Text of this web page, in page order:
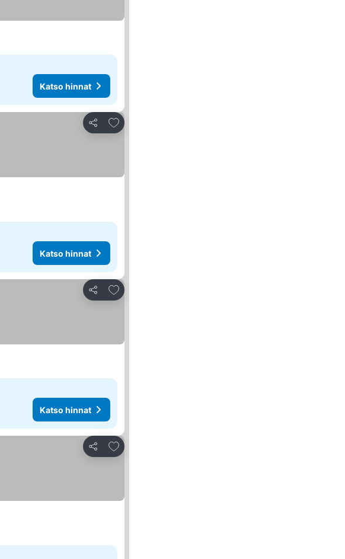
Katso hinnat
Jaa
Lisää suosikkeihin
Katso hinnat
Jaa
Lisää suosikkeihin
Katso hinnat
Jaa
Lisää suosikkeihin